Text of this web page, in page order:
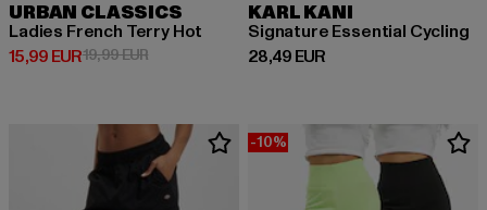
URBAN CLASSICS
Ladies French Terry Hot
15,99 EUR
Prix courant: 15,99 EUR
19,99 EURPrix en promotion: 19,99 EUR
KARL KANI
Signature Essential Cycling
28,49 EUR
Prix courant: 28,49 EUR
-10%